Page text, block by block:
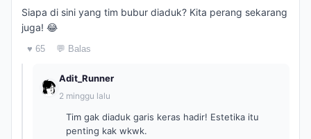
Siapa di sini yang tim bubur diaduk? Kita perang sekarang
juga! 😂
♥ 65 💬 Balas
Adit_Runner
2 minggu lalu
Tim gak diaduk garis keras hadir! Estetika itu
penting kak wkwk.